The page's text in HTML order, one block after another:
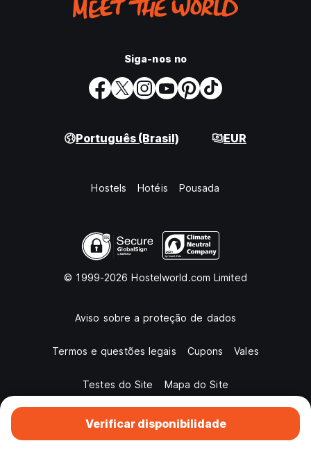
Verificar disponibilidade
Siga-nos no
Português (Brasil) EUR
Hostels Hotéis Pousada
© 1999-2026 Hostelworld.com Limited
Aviso sobre a proteção de dados
Termos e questões legais Cupons Vales
Testes do Site Mapa do Site